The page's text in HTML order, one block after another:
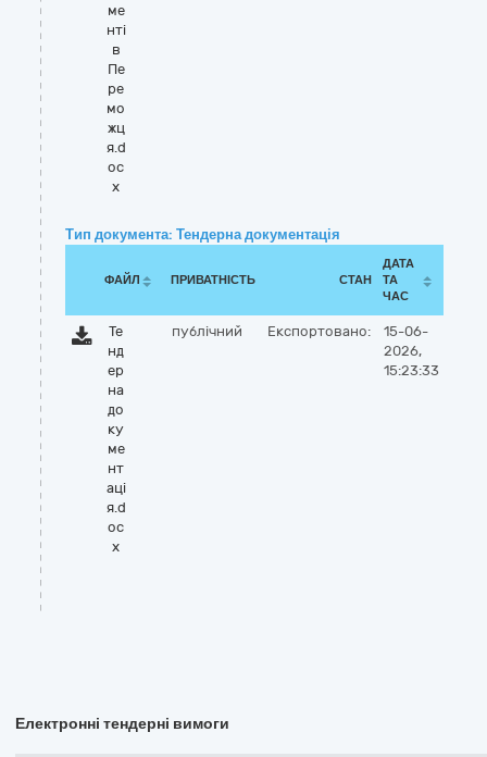
ме
нті
в
Пе
ре
мо
жц
я.d
oc
x
Тип документа: Тендерна документація
ФАЙЛ ПРИВАТНІСТЬ СТАН
ДАТА
ТА
ЧАС
Те
нд
ер
на
до
ку
ме
нт
аці
я.d
oc
x
публічний Експортовано:
15-06-
2026,
15:23:33
Електронні тендерні вимоги